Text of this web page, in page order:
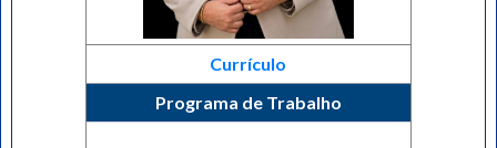
Currículo
Programa de Trabalho